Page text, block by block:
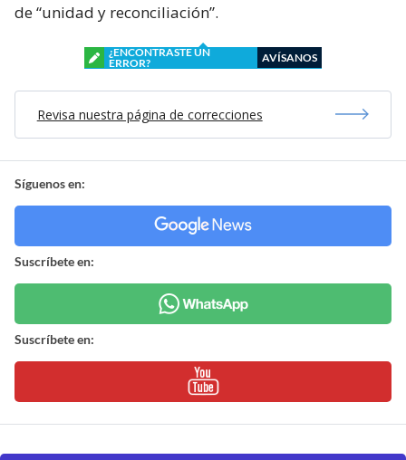
de “unidad y reconciliación”.
¿ENCONTRASTE UN
ERROR?
AVÍSANOS
Revisa nuestra página de correcciones
Síguenos en:
Suscríbete en:
Suscríbete en: